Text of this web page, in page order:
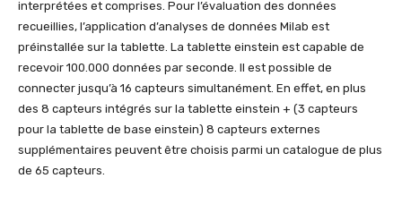
interprétées et comprises. Pour l’évaluation des données
recueillies, l’application d’analyses de données Milab est
préinstallée sur la tablette. La tablette einstein est capable de
recevoir 100.000 données par seconde. Il est possible de
connecter jusqu’à 16 capteurs simultanément. En effet, en plus
des 8 capteurs intégrés sur la tablette einstein + (3 capteurs
pour la tablette de base einstein) 8 capteurs externes
supplémentaires peuvent être choisis parmi un catalogue de plus
de 65 capteurs.